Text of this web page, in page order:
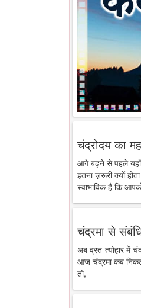
चंद्रोदय का
आगे बढ़ने से पहले यहाँ
इतना ज़रूरी क्यों
स्वाभाविक है कि
चंद्रमा से
अब व्रत-त्योहार में
आज चंद्रमा कब
तो,